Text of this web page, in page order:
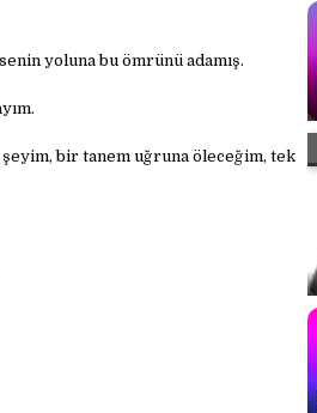
yoluna bu ömrünü adamış.
bir tanem uğruna öleceğim, tek